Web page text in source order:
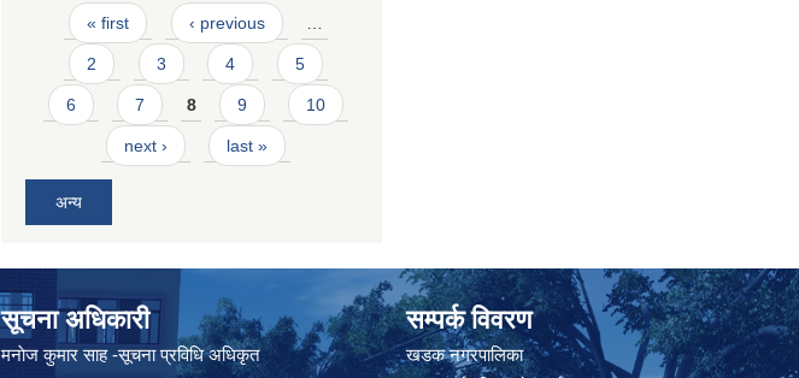
Pages
« first ‹ previous …
2 3 4 5
6 7 8 9 10
next › last »
अन्य
सूचना अधिकारी
मनाेज कुमार साह -सूचना प्रविधि अधिकृत
सम्पर्क विवरण
खडक नगरपालिका